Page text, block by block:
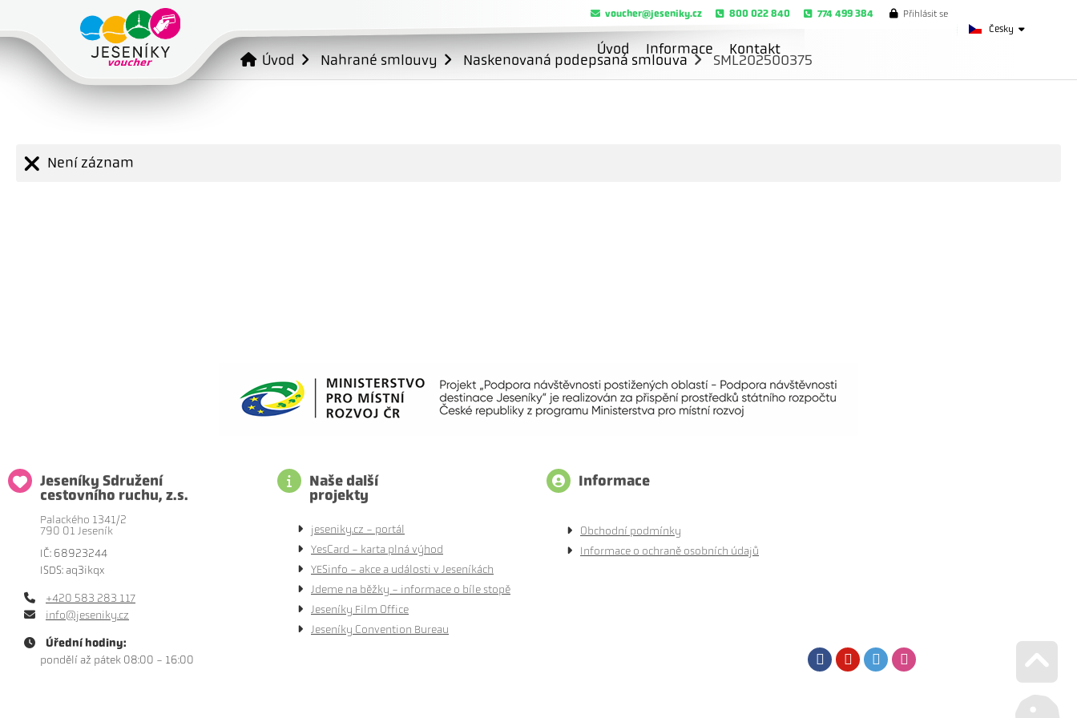
Česky
voucher@jeseniky.cz 800 022 840 774 499 384 Přihlásit se
Úvod Informace Kontakt
Úvod Nahrané smlouvy Naskenovaná podepsaná smlouva SML202500375
Není záznam
Jeseníky Sdružení
cestovního ruchu, z.s.
Palackého 1341/2
790 01 Jeseník
IČ: 68923244
ISDS: aq3ikqx
+420 583 283 117
info@jeseniky.cz
Úřední hodiny:
pondělí až pátek 08:00 - 16:00
Naše další
projekty
jeseniky.cz - portál
YesCard - karta plná výhod
YESinfo - akce a události v Jeseníkách
Jdeme na běžky - informace o bíle stopě
Jeseníky Film Office
Jeseníky Convention Bureau
Informace
Obchodní podmínky
Informace o ochraně osobních údajů
FacebookYoutubeTwitter
Go